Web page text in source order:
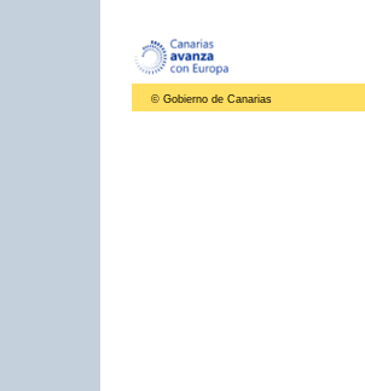
© Gobierno de Canarias